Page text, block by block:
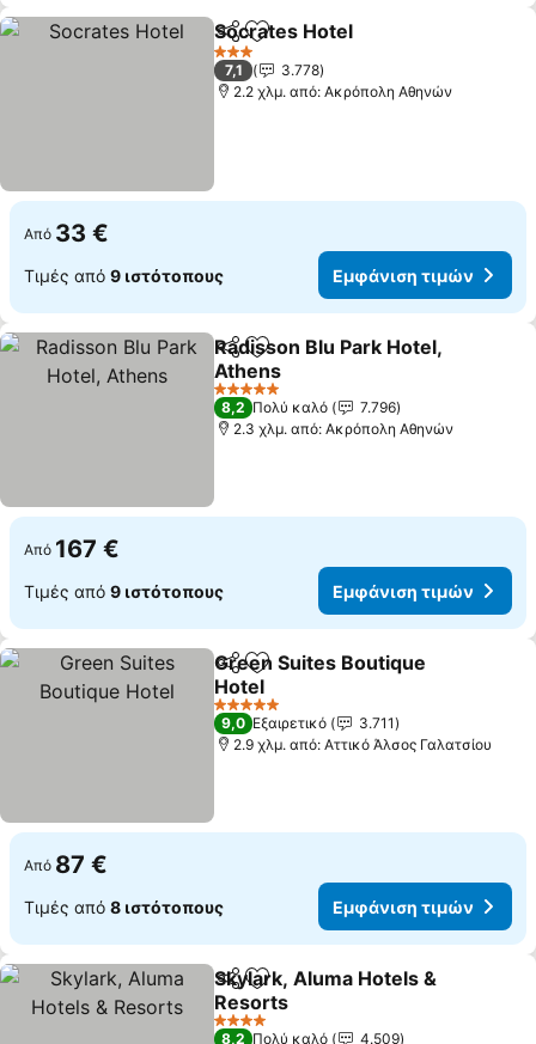
Κοινοποίηση
Προσθήκη στα αγαπημένα
Socrates Hotel
3 Αστέρια
7,1
3.778
2.2 χλμ. από: Ακρόπολη Αθηνών
Από 33 €
Τιμές από 9 ιστότοπους Εμφάνιση τιμών
Κοινοποίηση
Προσθήκη στα αγαπημένα
Radisson Blu Park Hotel,
Athens
5 Αστέρια
8,2 Πολύ καλό
7.796
2.3 χλμ. από: Ακρόπολη Αθηνών
Από 167 €
Τιμές από 9 ιστότοπους Εμφάνιση τιμών
Κοινοποίηση
Προσθήκη στα αγαπημένα
Green Suites Boutique
Hotel
5 Αστέρια
9,0 Εξαιρετικό
3.711
2.9 χλμ. από: Αττικό Άλσος Γαλατσίου
Από 87 €
Τιμές από 8 ιστότοπους Εμφάνιση τιμών
Κοινοποίηση
Προσθήκη στα αγαπημένα
Skylark, Aluma Hotels &
Resorts
4 Αστέρια
8,2 Πολύ καλό 4.509